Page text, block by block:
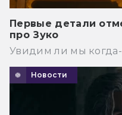
Первые детали
про Зуко
Увидим ли мы когда-
Новости